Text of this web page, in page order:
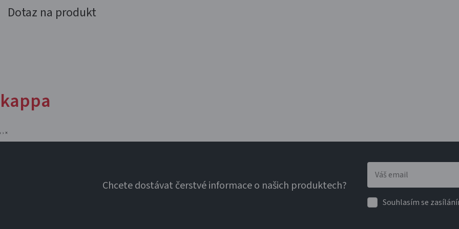
Dotaz na produkt
kappa
‹ › ×
Chcete dostávat čerstvé informace o našich produktech?
Souhlasím se